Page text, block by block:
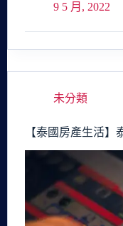
9 5 月, 2022
未分類
【泰國房產生活】